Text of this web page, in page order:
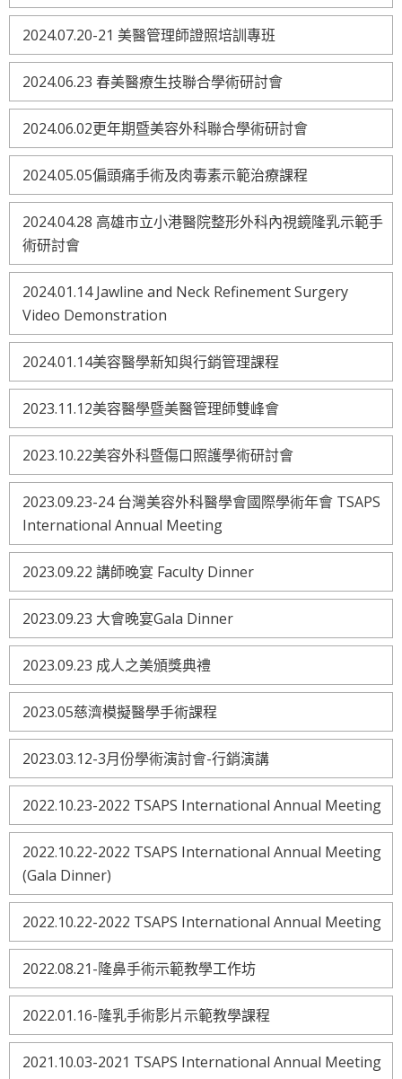
2024.07.20-21 美醫管理師證照培訓專班
2024.06.23 春美醫療生技聯合學術研討會
2024.06.02更年期暨美容外科聯合學術研討會
2024.05.05偏頭痛手術及肉毒素示範治療課程
2024.04.28 高雄市立小港醫院整形外科內視鏡隆乳示範手
術研討會
2024.01.14 Jawline and Neck Refinement Surgery
Video Demonstration
2024.01.14美容醫學新知與行銷管理課程
2023.11.12美容醫學暨美醫管理師雙峰會
2023.10.22美容外科暨傷口照護學術研討會
2023.09.23-24 台灣美容外科醫學會國際學術年會 TSAPS
International Annual Meeting
2023.09.22 講師晚宴 Faculty Dinner
2023.09.23 大會晚宴Gala Dinner
2023.09.23 成人之美頒獎典禮
2023.05慈濟模擬醫學手術課程
2023.03.12-3月份學術演討會-行銷演講
2022.10.23-2022 TSAPS International Annual Meeting
2022.10.22-2022 TSAPS International Annual Meeting
(Gala Dinner)
2022.10.22-2022 TSAPS International Annual Meeting
2022.08.21-隆鼻手術示範教學工作坊
2022.01.16-隆乳手術影片示範教學課程
2021.10.03-2021 TSAPS International Annual Meeting